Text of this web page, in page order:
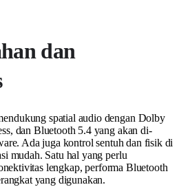
dan
spatial audio dengan Dolby
dan Bluetooth 5.4 yang akan di-
Ada juga kontrol sentuh dan fisik di
mudah. Satu hal yang perlu
lengkap, performa Bluetooth
yang digunakan.